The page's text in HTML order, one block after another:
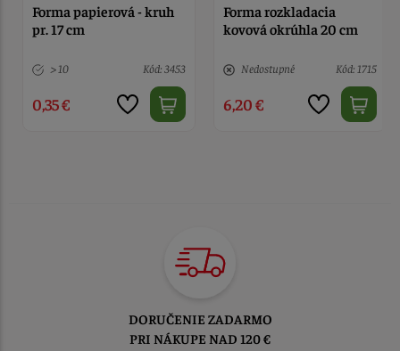
Forma rozkladacia
kovová okrúhla 20 cm
Nedostupné Kód: 1715
6,20 €
Forma rozkladacia
kovová okrúhla 24 cm
Nedostupné Kód: 1353
6,50 €
TOVAR ODOSIELAME
DO 1-2 PRACOVNÝCH DNÍ